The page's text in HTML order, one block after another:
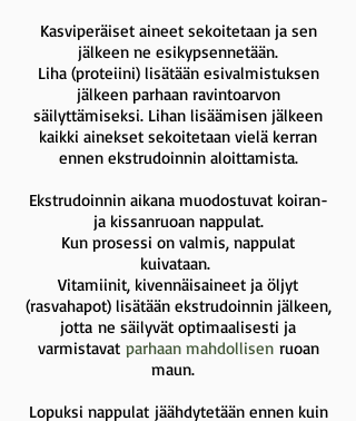
Kasviperäiset aineet sekoitetaan ja sen
jälkeen ne esikypsennetään.
Liha (proteiini) lisätään esivalmistuksen
jälkeen parhaan ravintoarvon
säilyttämiseksi. Lihan lisäämisen jälkeen
kaikki ainekset sekoitetaan vielä kerran
ennen ekstrudoinnin aloittamista.
Ekstrudoinnin aikana muodostuvat koiran-
ja kissanruoan nappulat.
Kun prosessi on valmis, nappulat
kuivataan.
Vitamiinit, kivennäisaineet ja öljyt
(rasvahapot) lisätään ekstrudoinnin jälkeen,
jotta ne säilyvät optimaalisesti ja
varmistavatparhaan mahdollisen ruoan
maun.
Lopuksi nappulat jäähdytetään ennen kuin